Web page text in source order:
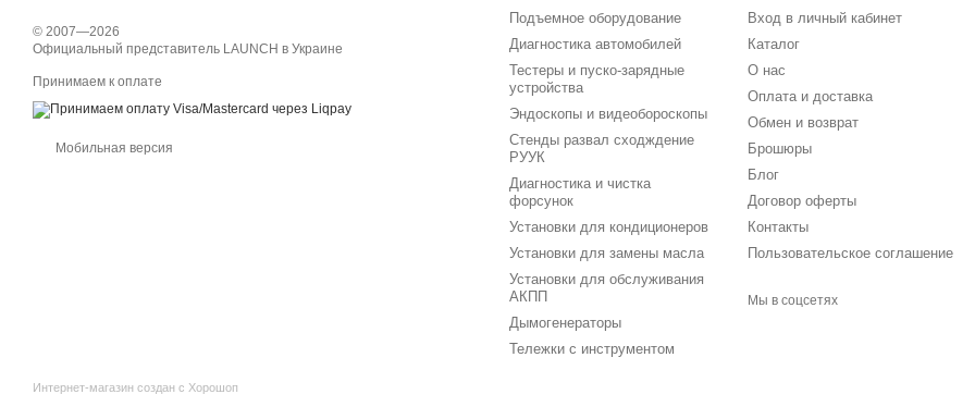
© 2007—2026
Официальный представитель LAUNCH в Украине
Принимаем к оплате
Мобильная версия
Интернет-магазин создан с Хорошоп
Подъемное оборудование
Диагностика автомобилей
Тестеры и пуско-зарядные
устройства
Эндоскопы и видеобороскопы
Стенды развал сходждение
РУУК
Диагностика и чистка
форсунок
Установки для кондиционеров
Установки для замены масла
Установки для обслуживания
АКПП
Дымогенераторы
Тележки с инструментом
Вход в личный кабинет
Каталог
О нас
Оплата и доставка
Обмен и возврат
Брошюры
Блог
Договор оферты
Контакты
Пользовательское соглашение
Мы в соцсетях